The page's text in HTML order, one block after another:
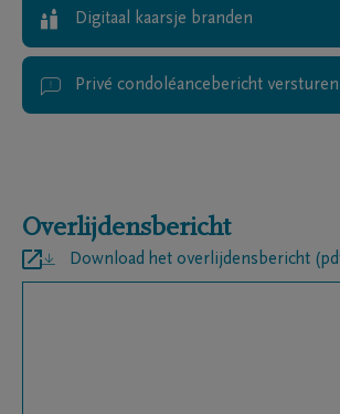
Digitaal kaarsje branden
Privé condoléancebericht versturen
Overlijdensbericht
Download het overlijdensbericht